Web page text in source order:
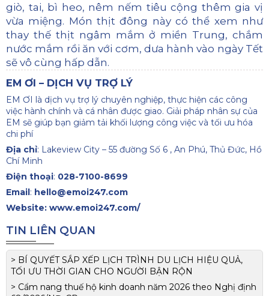
giò, tai, bì heo, nêm nếm tiêu cộng thêm gia vị
vừa miệng. Món thịt đông này có thể xem như
thay thế thịt ngâm mắm ở miền Trung, chắm
nước mắm rồi ăn với cơm, dưa hành vào ngày Tết
sẽ vô cùng hấp dẫn.
EM ƠI – DỊCH VỤ TRỢ LÝ
EM ƠI là dịch vụ trợ lý chuyên nghiệp, thực hiện các công
việc hành chính và cá nhân được giao. Giải pháp nhân sự của
EM sẽ giúp bạn giảm tải khối lượng công việc và tối ưu hóa
chi phí
Địa chỉ: Lakeview City – 55 đường Số 6 , An Phú, Thủ Đức, Hồ
Chí Minh
Điện thoại: 028-7100-8699
Email: hello@emoi247.com
Website: www.emoi247.com/
TIN LIÊN QUAN
> BÍ QUYẾT SẮP XẾP LỊCH TRÌNH DU LỊCH HIỆU QUẢ,
TỐI ƯU THỜI GIAN CHO NGƯỜI BẬN RỘN
> Cẩm nang thuế hộ kinh doanh năm 2026 theo Nghị định